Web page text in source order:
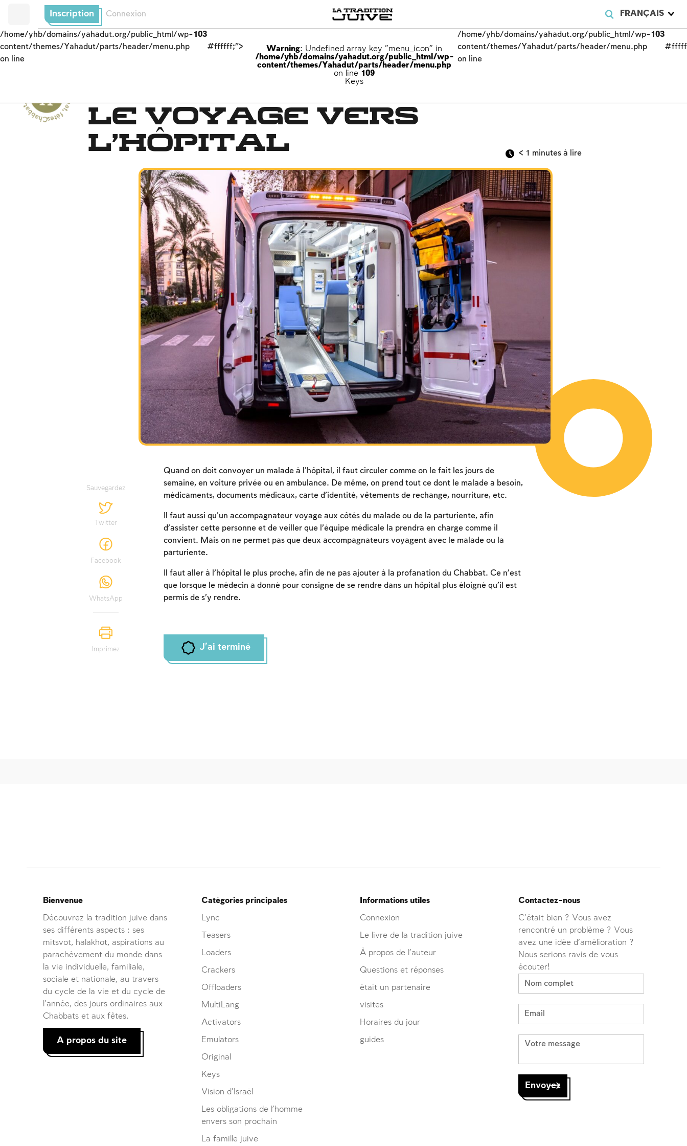
FRANÇAIS
Inscription Connexion
/home/yhb/domains/yahadut.org/public_html/wp-
content/themes/Yahadut/parts/header/menu.php
on line
103
#ffffff;">
Warning: Undefined array key "menu_icon" in
/home/yhb/domains/yahadut.org/public_html/wp-
content/themes/Yahadut/parts/header/menu.php
on line 109
Keys
/home/yhb/domains/yahadut.org/public_html/wp-
content/themes/Yahadut/parts/header/menu.php
on line
103
C
h
a
b
b
a
t,
f
ê
t
e
s
e
t
s
olennité
s
-
C
h
a
b
b
a
t
,
fê
tes et solennités --
Le voyage vers
l’hôpital
< 1 minutes à lire
Sauvegardez
Twitter
Facebook
WhatsApp
Imprimez
Quand on doit convoyer un malade à l’hôpital, il faut circuler comme on le fait les jours de
semaine, en voiture privée ou en ambulance. De même, on prend tout ce dont le malade a besoin,
médicaments, documents médicaux, carte d’identité, vêtements de rechange, nourriture, etc.
Il faut aussi qu’un accompagnateur voyage aux côtés du malade ou de la parturiente, afin
d’assister cette personne et de veiller que l’équipe médicale la prendra en charge comme il
convient. Mais on ne permet pas que deux accompagnateurs voyagent avec le malade ou la
parturiente.
Il faut aller à l’hôpital le plus proche, afin de ne pas ajouter à la profanation du Chabbat. Ce n’est
que lorsque le médecin a donné pour consigne de se rendre dans un hôpital plus éloigné qu’il est
permis de s’y rendre.
J'ai terminé
Afin d'enregistrer ce que vous avez étudié, vous
devez vous connectez ou vous inscrire.
Contactez-nous
C'était bien ? Vous avez
rencontré un problème ? Vous
avez une idée d'amélioration ?
Nous serions ravis de vous
écouter!
Informations utiles
Connexion
Le livre de la tradition juive
À propos de l’auteur
Questions et réponses
était un partenaire
visites
Horaires du jour
guides
Catégories principales
Lync
Teasers
Loaders
Crackers
Offloaders
MultiLang
Activators
Emulators
Original
Keys
Vision d’Israël
Les obligations de l’homme
envers son prochain
La famille juive
Bienvenue
Découvrez la tradition juive dans
ses différents aspects : ses
mitsvot, halakhot, aspirations au
parachèvement du monde dans
la vie individuelle, familiale,
sociale et nationale, au travers
du cycle de la vie et du cycle de
l’année, des jours ordinaires aux
Chabbats et aux fêtes.
A propos du site